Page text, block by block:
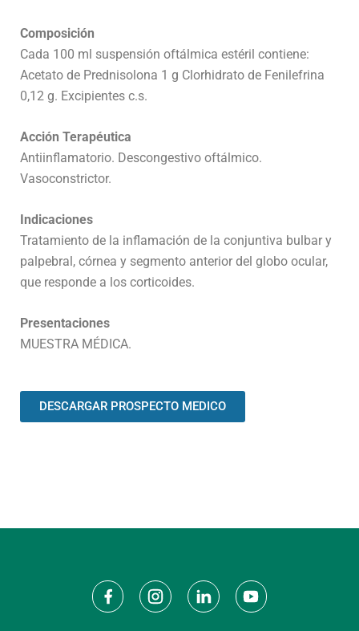
Composición
Cada 100 ml suspensión oftálmica estéril contiene:
Acetato de Prednisolona 1 g Clorhidrato de Fenilefrina
0,12 g. Excipientes c.s.
Acción Terapéutica
Antiinflamatorio. Descongestivo oftálmico.
Vasoconstrictor.
Indicaciones
Tratamiento de la inflamación de la conjuntiva bulbar y
palpebral, córnea y segmento anterior del globo ocular,
que responde a los corticoides.
Presentaciones
MUESTRA MÉDICA.
DESCARGAR PROSPECTO MEDICO